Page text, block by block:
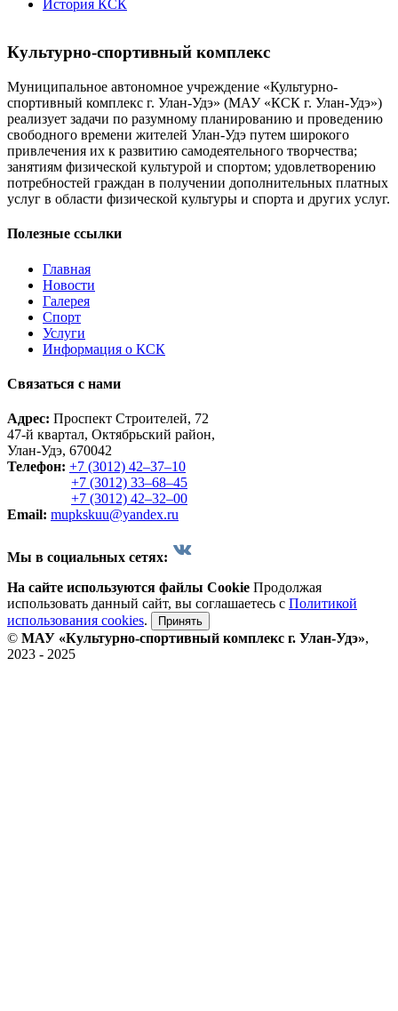
История КСК
Культурно-спортивный комплекс
Муниципальное автономное учреждение «Культурно-
спортивный комплекс г. Улан-Удэ» (МАУ «КСК г. Улан-Удэ»)
реализует задачи по разумному планированию и проведению
свободного времени жителей Улан-Удэ путем широкого
привлечения их к развитию самодеятельного творчества;
занятиям физической культурой и спортом; удовлетворению
потребностей граждан в получении дополнительных платных
услуг в области физической культуры и спорта и других услуг.
Полезные ссылки
Главная
Новости
Галерея
Спорт
Услуги
Информация о КСК
Связаться с нами
Адрес: Проспект Строителей, 72
47-й квартал, Октябрьский район,
Улан-Удэ, 670042
Телефон: +7 (3012) 42‒37‒10
+7 (3012) 33‒68‒45
+7 (3012) 42‒32‒00
Email: mupkskuu@yandex.ru
Мы в социальных сетях:
На сайте используются файлы Cookie Продолжая
использовать данный сайт, вы соглашаетесь с Политикой
использования cookies. Принять
© МАУ «Культурно-спортивный комплекс г. Улан-Удэ»,
2023 - 2025